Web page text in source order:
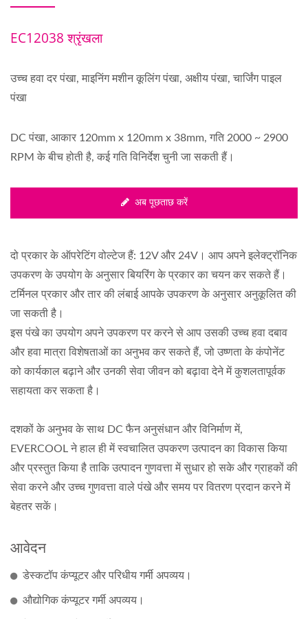
EC12038 श्रृंखला
उच्च हवा दर पंखा, माइनिंग मशीन कूलिंग पंखा, अक्षीय पंखा, चार्जिंग पाइल
पंखा
DC पंखा, आकार 120mm x 120mm x 38mm, गति 2000 ~ 2900
RPM के बीच होती है, कई गति विनिर्देश चुनी जा सकती हैं।
अब पूछताछ करें
दो प्रकार के ऑपरेटिंग वोल्टेज हैं: 12V और 24V। आप अपने इलेक्ट्रॉनिक
उपकरण के उपयोग के अनुसार बियरिंग के प्रकार का चयन कर सकते हैं।
टर्मिनल प्रकार और तार की लंबाई आपके उपकरण के अनुसार अनुकूलित की
जा सकती है।
इस पंखे का उपयोग अपने उपकरण पर करने से आप उसकी उच्च हवा दबाव
और हवा मात्रा विशेषताओं का अनुभव कर सकते हैं, जो उष्णता के कंपोनेंट
को कार्यकाल बढ़ाने और उनकी सेवा जीवन को बढ़ावा देने में कुशलतापूर्वक
सहायता कर सकता है।
दशकों के अनुभव के साथ DC फैन अनुसंधान और विनिर्माण में,
EVERCOOL ने हाल ही में स्वचालित उपकरण उत्पादन का विकास किया
और प्रस्तुत किया है ताकि उत्पादन गुणवत्ता में सुधार हो सके और ग्राहकों की
सेवा करने और उच्च गुणवत्ता वाले पंखे और समय पर वितरण प्रदान करने में
बेहतर सकें।
आवेदन
डेस्कटॉप कंप्यूटर और परिधीय गर्मी अपव्यय।
औद्योगिक कंप्यूटर गर्मी अपव्यय।